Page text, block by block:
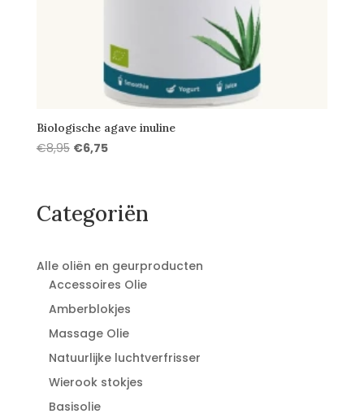
Biologische agave inuline
€8,95 Oorspronkelijke
€6,75Huidige
€6,75.
Categoriën
Alle oliën en geurproducten
Accessoires Olie
Amberblokjes
Massage Olie
Natuurlijke luchtverfrisser
Wierook stokjes
Basisolie